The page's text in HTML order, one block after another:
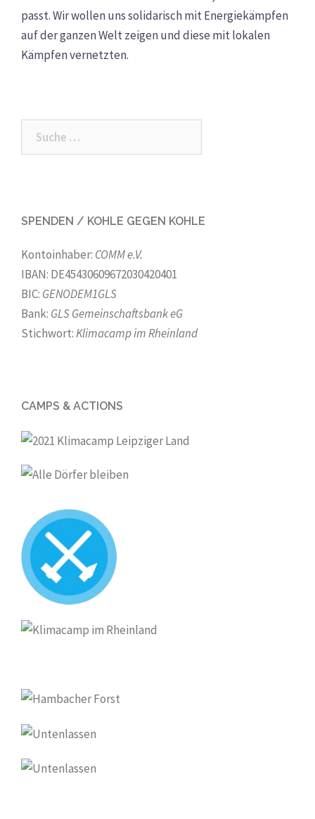
passt. Wir wollen uns solidarisch mit Energiekämpfen
auf der ganzen Welt zeigen und diese mitlokalen
Kämpfen vernetzten.
SPENDEN / KOHLE GEGEN KOHLE
Kontoinhaber: COMM e.V.
IBAN: DE45430609672030420401
BIC: GENODEM1GLS
Bank: GLS Gemeinschaftsbank eG
Stichwort:Klimacamp im Rheinland
CAMPS & ACTIONS